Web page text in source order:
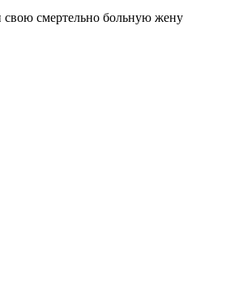
свою смертельно больную жену